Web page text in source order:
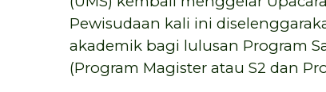
Pewisudaan kali ini
akademik bagi lulusan Program
(Program Magister atau S2 dan